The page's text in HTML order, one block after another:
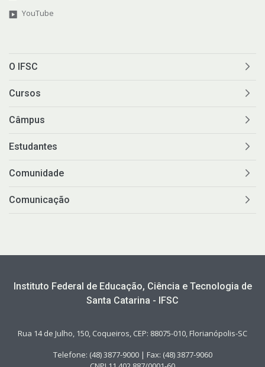
YouTube
O IFSC
Cursos
Câmpus
Estudantes
Comunidade
Comunicação
Instituto Federal de Educação, Ciência e Tecnologia de
Santa Catarina - IFSC
Rua 14 de Julho, 150, Coqueiros, CEP: 88075-010, Florianópolis-SC
Telefone: (48) 3877-9000 | Fax: (48) 3877-9060